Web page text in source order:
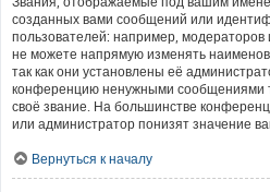
созданных вами сообщений или
пользователей: например,
не можете напрямую изменять
так как они установлены её
конференцию ненужными сообщениями
своё звание. На большинстве
или администратор понизят значение
Вернуться к началу